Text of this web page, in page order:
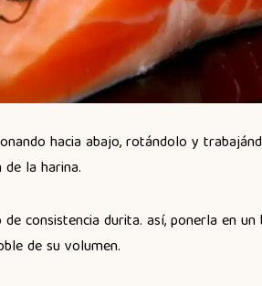
hacia abajo, rotándolo y
la harina.
consistencia durita. así, ponerla en
de su volumen.